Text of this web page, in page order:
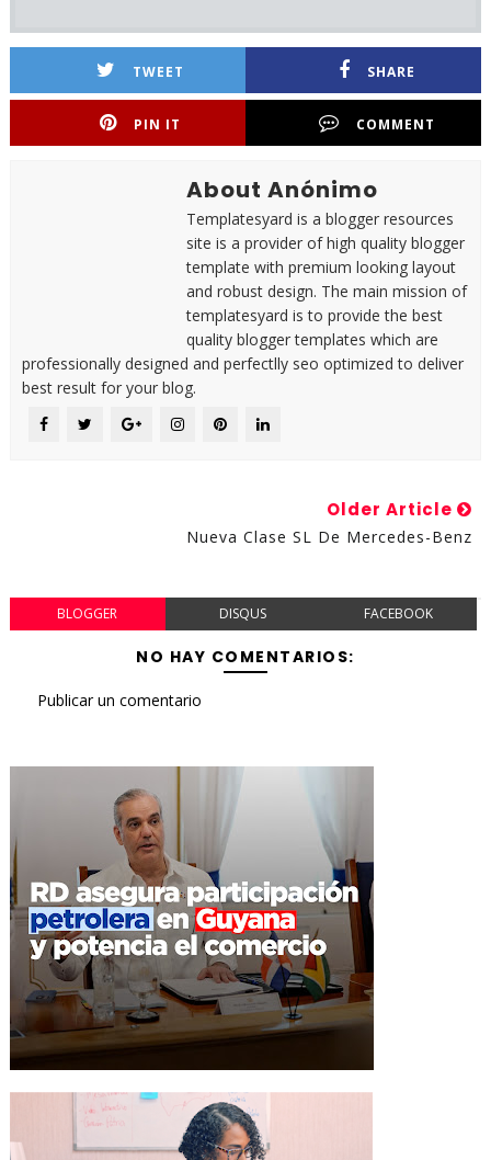
TWEET SHARE
PIN IT COMMENT
About Anónimo
Templatesyard is a blogger resources
site is a provider of high quality blogger
template with premium looking layout
and robust design. The main mission of
templatesyard is to provide the best
quality blogger templates which are
professionally designed and perfectlly seo optimized to deliver
best result for your blog.
Older Article
Nueva Clase SL De Mercedes-Benz
BLOGGER DISQUS FACEBOOK
NO HAY COMENTARIOS:
Publicar un comentario